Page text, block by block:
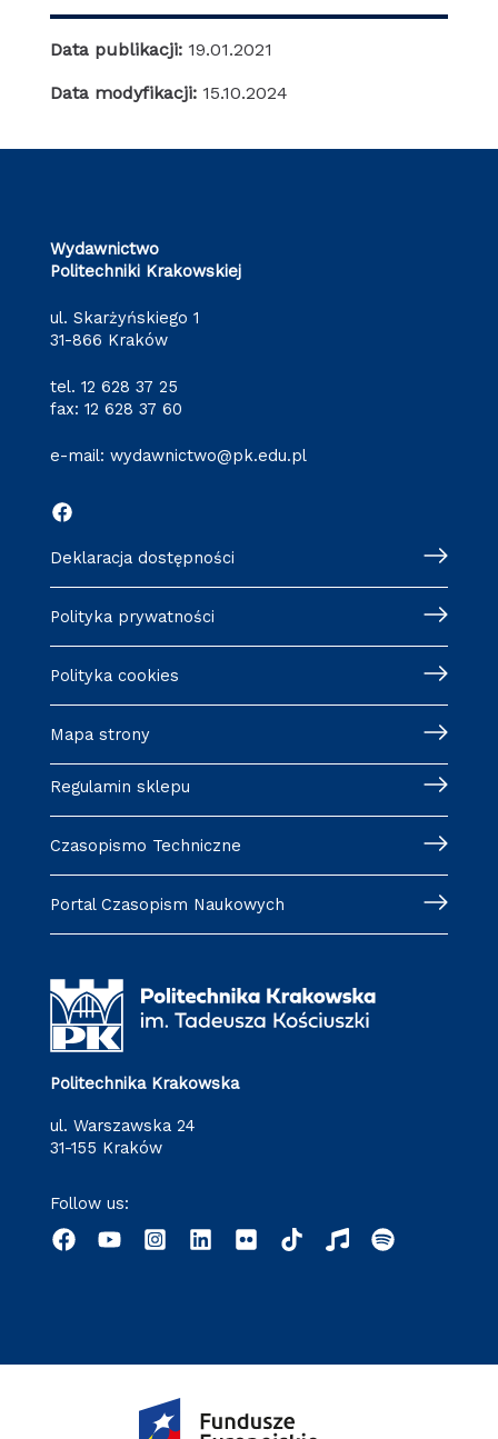
Data publikacji: 19.01.2021
Data modyfikacji: 15.10.2024
Wydawnictwo
Politechniki Krakowskiej
ul. Skarżyńskiego 1
31-866 Kraków
tel. 12 628 37 25
fax: 12 628 37 60
e-mail: wydawnictwo@pk.edu.pl
Deklaracja dostępności
Polityka prywatności
Polityka cookies
Mapa strony
Regulamin sklepu
Czasopismo Techniczne
Portal Czasopism Naukowych
Politechnika Krakowska
ul. Warszawska 24
31-155 Kraków
Follow us: